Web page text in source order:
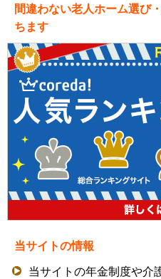
間違わない老人ホーム選び
ちます
当サイトの情報
当サイトの年金制度や介